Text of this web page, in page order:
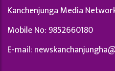
Kanchenjunga Media
Mobile No: 9852660180
E-mail: